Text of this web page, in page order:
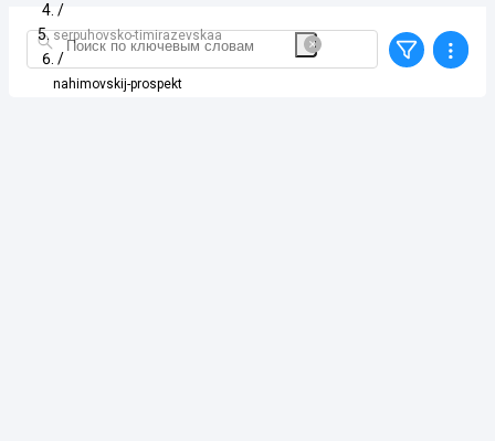
/
serpuhovsko-timirazevskaa
/
nahimovskij-prospekt